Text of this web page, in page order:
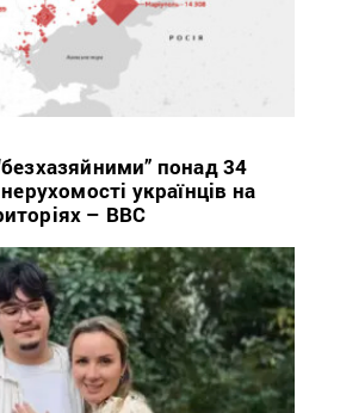
понад 34
нерухомості українців на
– BBC